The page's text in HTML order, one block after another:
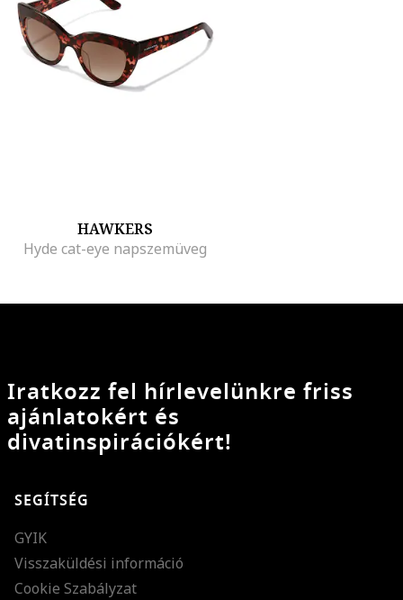
HAWKERS
Hyde cat-eye napszemüveg
Iratkozz fel hírlevelünkre friss
ajánlatokért és
divatinspirációkért!
SEGÍTSÉG
GYIK
Visszaküldési információ
Cookie Szabályzat